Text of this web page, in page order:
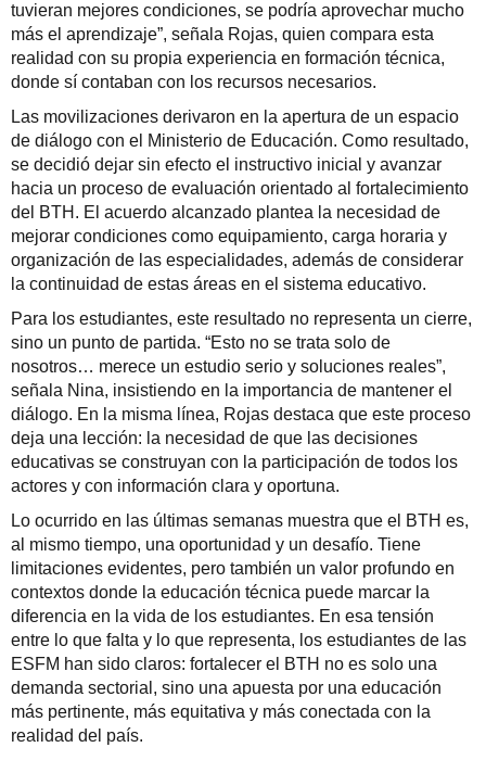
tuvieran mejores condiciones, se podría aprovechar mucho
más el aprendizaje”, señala Rojas, quien compara esta
realidad con su propia experiencia en formación técnica,
donde sí contaban con los recursos necesarios.
Las movilizaciones derivaron en la apertura de un espacio
de diálogo con el Ministerio de Educación. Como resultado,
se decidió dejar sin efecto el instructivo inicial y avanzar
hacia un proceso de evaluación orientado al fortalecimiento
del BTH. El acuerdo alcanzado plantea la necesidad de
mejorar condiciones como equipamiento, carga horaria y
organización de las especialidades, además de considerar
la continuidad de estas áreas en el sistema educativo.
Para los estudiantes, este resultado no representa un cierre,
sino un punto de partida. “Esto no se trata solo de
nosotros… merece un estudio serio y soluciones reales”,
señala Nina, insistiendo en la importancia de mantener el
diálogo. En la misma línea, Rojas destaca que este proceso
deja una lección: la necesidad de que las decisiones
educativas se construyan con la participación de todos los
actores y con información clara y oportuna.
Lo ocurrido en las últimas semanas muestra que el BTH es,
al mismo tiempo, una oportunidad y un desafío. Tiene
limitaciones evidentes, pero también un valor profundo en
contextos donde la educación técnica puede marcar la
diferencia en la vida de los estudiantes. En esa tensión
entre lo que falta y lo que representa, los estudiantes de las
ESFM han sido claros: fortalecer el BTH no es solo una
demanda sectorial, sino una apuesta por una educación
más pertinente, más equitativa y más conectada con la
realidad del país.